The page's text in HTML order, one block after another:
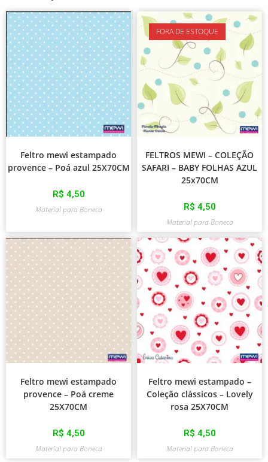
Feltro mewi estampado
provence – Poá azul 25X70CM
R$ 4,50
Material para Boneca
FORA DE ESTOQUE
FELTROS MEWI – COLEÇÃO
SAFARI – BABY FOLHAS AZUL
25x70CM
R$ 4,50
Material para Boneca
Feltro mewi estampado
provence – Poá creme
25X70CM
R$ 4,50
Material para Boneca
Feltro mewi estampado –
Coleção clássicos – Lovely
rosa 25X70CM
R$ 4,50
Material para Boneca